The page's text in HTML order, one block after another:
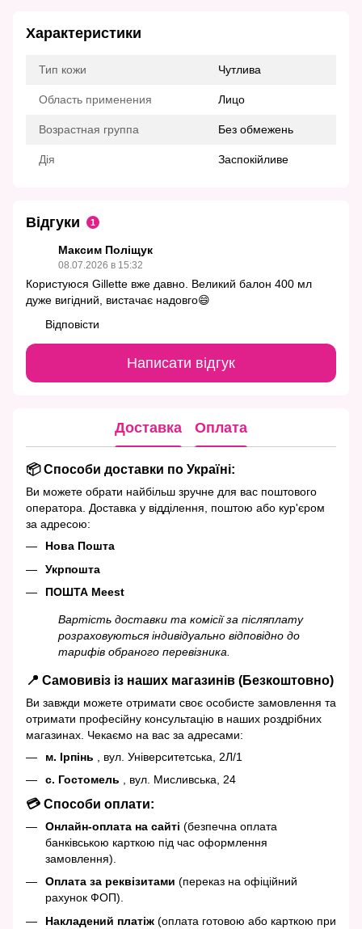
Характеристики
Тип кожи Чутлива
Область применения Лицо
Возрастная группа Без обмежень
Дія Заспокійливе
Відгуки 1
Максим Поліщук
08.07.2026 в 15:32
Користуюся Gillette вже давно. Великий балон 400 мл
дуже вигідний, вистачає надовго😄
Відповісти
Написати відгук
Доставка Оплата
📦 Способи доставки по Україні:
Ви можете обрати найбільш зручне для вас поштового
оператора. Доставка у відділення, поштою або кур'єром
за адресою:
Нова Пошта
Укрпошта
ПОШТА Meest
Вартість доставки та комісії за післяплату
розраховуються індивідуально відповідно до
тарифів обраного перевізника.
📍 Самовивіз із наших магазинів (Безкоштовно)
Ви завжди можете отримати своє особисте замовлення та
отримати професійну консультацію в наших роздрібних
магазинах. Чекаємо на вас за адресами:
м. Ірпінь , вул. Університетська, 2Л/1
с. Гостомель , вул. Мисливська, 24
💳 Способи оплати:
Онлайн-оплата на сайті (безпечна оплата
банківською карткою під час оформлення
замовлення).
Оплата за реквізитами (переказ на офіційний
рахунок ФОП).
Накладений платіж (оплата готовою або карткою при